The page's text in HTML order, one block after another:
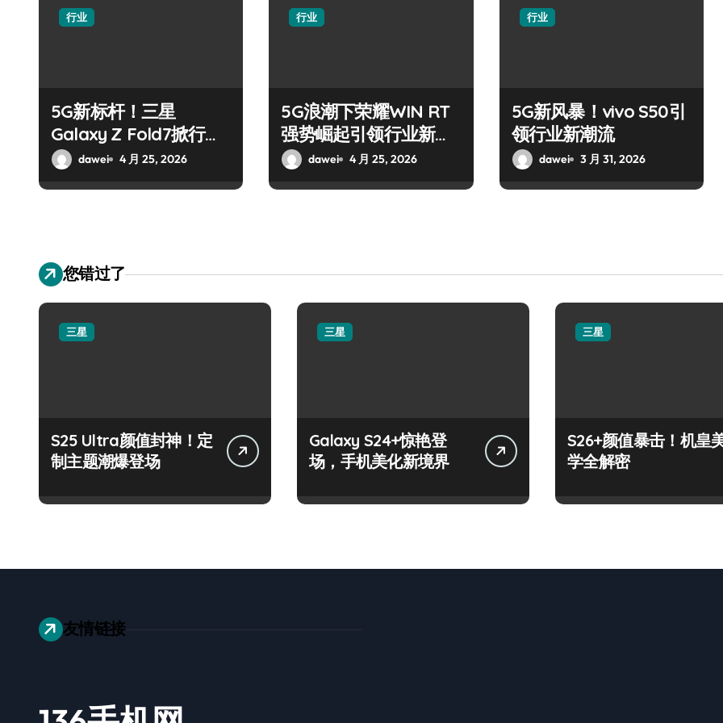
行业
5G新标杆！三星
Galaxy Z Fold7掀行业
革新巨浪
dawei 4 月 25, 2026
行业
5G浪潮下荣耀WIN RT
强势崛起引领行业新风
尚
dawei 4 月 25, 2026
行业
5G新风暴！vivo S50引
领行业新潮流
dawei 3 月 31, 2026
您错过了
三星
S25 Ultra颜值封神！定
制主题潮爆登场
三星
Galaxy S24+惊艳登
场，手机美化新境界
三星
S26+颜值暴击！机皇
学全解密
友情链接